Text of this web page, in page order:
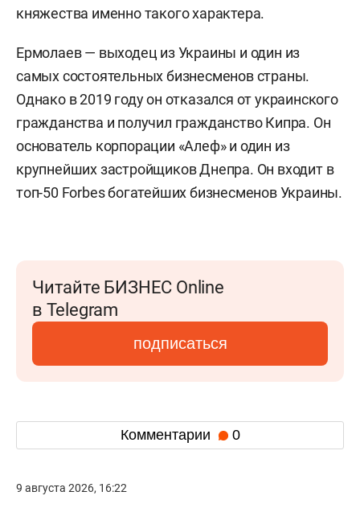
княжества именно такого характера.
Ермолаев — выходец из Украины и один из
самых состоятельных бизнесменов страны.
Однако в 2019 году он отказался от украинского
гражданства и получил гражданство Кипра. Он
основатель корпорации «Алеф» и один из
крупнейших застройщиков Днепра. Он входит в
топ-50 Forbes богатейших бизнесменов Украины.
Читайте БИЗНЕС Online
в Telegram
подписаться
Комментарии 0
9 августа 2026, 16:22